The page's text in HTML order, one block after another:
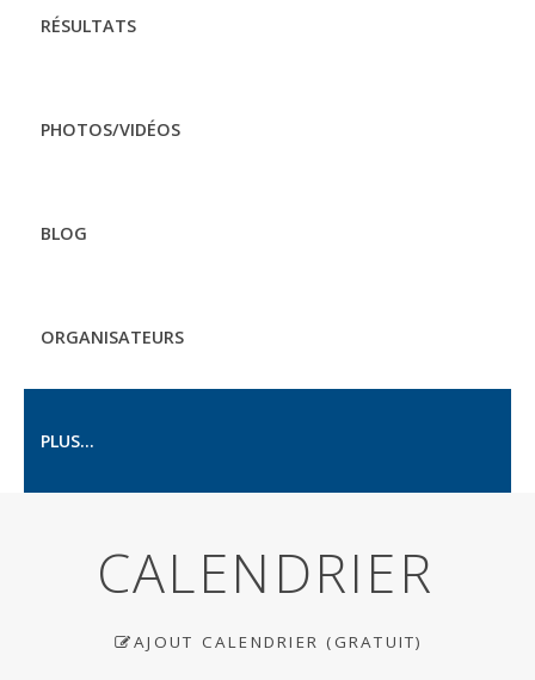
RÉSULTATS
PHOTOS/VIDÉOS
BLOG
ORGANISATEURS
PLUS...
CALENDRIER
AJOUT CALENDRIER (GRATUIT)